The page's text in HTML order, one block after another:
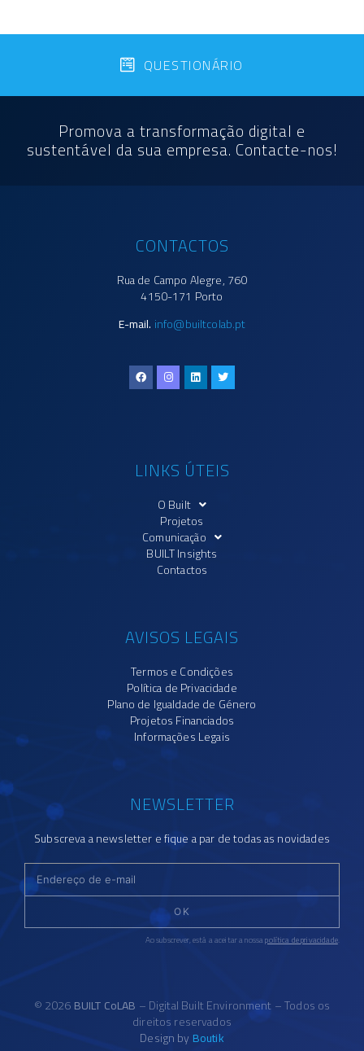
Promova a transformação digital e
sustentável da sua empresa. Contacte-nos!
QUESTIONÁRIO
CONTACTOS
Rua de Campo Alegre, 760
4150-171 Porto
E-mail. info@builtcolab.pt
LINKS ÚTEIS
O Built
Projetos
Comunicação
BUILT Insights
Contactos
AVISOS LEGAIS
Termos e Condições
Política de Privacidade
Plano de Igualdade de Género
Projetos Financiados
Informações Legais
NEWSLETTER
Subscreva a newsletter e fique a par de todas as novidades
OK
Ao subscrever, está a aceitar a nossapolítica de privacidade.
© 2026BUILT CoLAB – Digital Built Environment – Todos os
direitos reservados
Design by Boutik